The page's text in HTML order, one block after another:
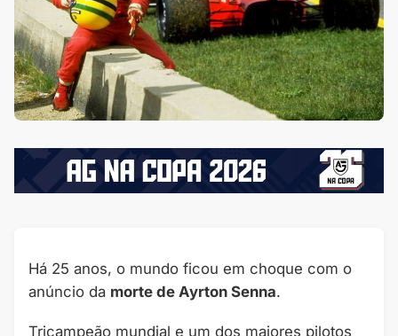
Há 25 anos, o mundo ficou em choque com o
anúncio da morte de Ayrton Senna.
Tricampeão mundial e um dos maiores pilotos